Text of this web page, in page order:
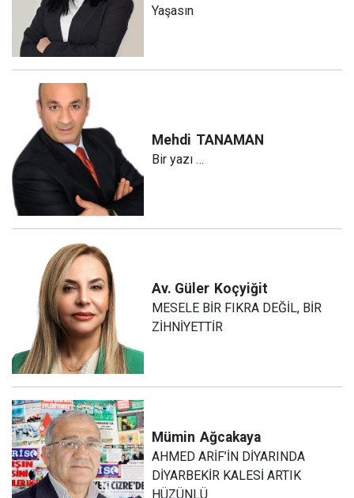
Yaşasın
Mehdi TANAMAN
Bir yazı …
Av. Güler Koçyiğit
MESELE BİR FIKRA DEĞİL, BİR
ZİHNİYETTİR
Mümin Ağcakaya
AHMED ARİF’İN DİYARINDA
DİYARBEKİR KALESİ ARTIK
HÜZÜNLÜ